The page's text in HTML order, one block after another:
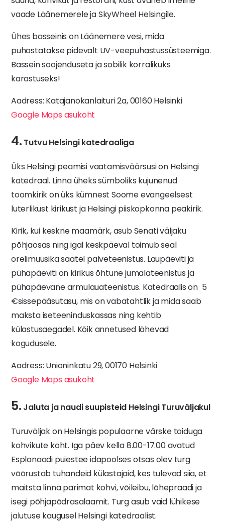
vaade Läänemerele ja SkyWheel Helsingile.
Ühes basseinis on Läänemere vesi, mida
puhastatakse pidevalt UV-veepuhastussüsteemiga.
Bassein soojenduseta ja sobilik korralikuks
karastuseks!
Aadress: Katajanokanlaituri 2a, 00160 Helsinki
Google Maps asukoht
4. Tutvu Helsingi katedraaliga
Üks Helsingi peamisi vaatamisväärsusi on Helsingi
katedraal. Linna üheks sümboliks kujunenud
toomkirik on üks kümnest Soome evangeelsest
luterlikust kirikust ja Helsingi piiskopkonna peakirik.
Kirik, kui keskne maamärk, asub Senati väljaku
põhjaosas ning igal keskpäeval toimub seal
orelimuusika saatel palveteenistus. Laupäeviti ja
pühapäeviti on kirikus õhtune jumalateenistus ja
pühapäevane armulauateenistus. Katedraalis on 5
€sissepääsutasu, mis on vabatahtlik ja mida saab
maksta iseteeninduskassas ning kehtib
külastusaegadel. Kõik annetused lähevad
kogudusele.
Aadress: Unioninkatu 29, 00170 Helsinki
Google Maps asukoht
5. Jaluta ja naudi suupisteid Helsingi Turuväljakul
Turuväljak on Helsingis populaarne värske toiduga
kohvikute koht. Iga päev kella 8.00-17.00 avatud
Esplanaadi puiestee idapoolses otsas olev turg
võõrustab tuhandeid külastajaid, kes tulevad siia, et
maitsta linna parimat kohvi, võileibu, lõhepraadi ja
isegi põhjapõdrasalaamit. Turg asub vaid lühikese
jalutuse kaugusel Helsingi katedraalist.